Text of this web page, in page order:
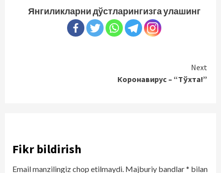
Янгиликларни дўстларингизга улашинг
Next
Коронавирус – “Тўхта!”
Fikr bildirish
Email manzilingiz chop etilmaydi. Majburiy bandlar* bilan